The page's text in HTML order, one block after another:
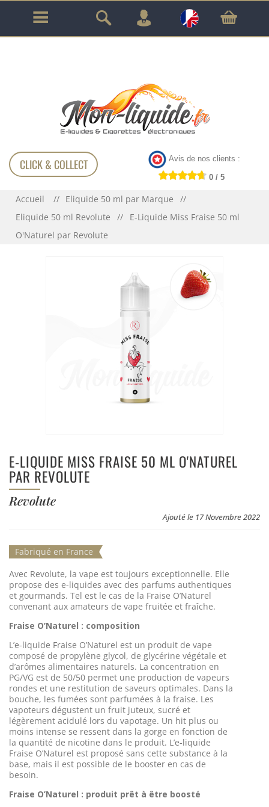
GARANTIE À VIE SUR TOUT LE MATÉRIEL
!!!
CLICK & COLLECT Avis de nos clients :
0 / 5
Accueil
Eliquide 50 ml par Marque
Eliquide 50 ml Revolute
E-Liquide Miss Fraise 50 ml
O'Naturel par Revolute
E-LIQUIDE MISS FRAISE 50 ML O'NATUREL
PAR REVOLUTE
Revolute
Ajouté le 17 Novembre 2022
Fabriqué en France
Avec Revolute, la vape est toujours exceptionnelle. Elle
propose des e-liquides avec des parfums authentiques
et gourmands. Tel est le cas de la Fraise O’Naturel
convenant aux amateurs de vape fruitée et fraîche.
Fraise O’Naturel : composition
L’e-liquide Fraise O’Naturel est un produit de vape
composé de propylène glycol, de glycérine végétale et
d’arômes alimentaires naturels. La concentration en
PG/VG est de 50/50 permet une production de vapeurs
rondes et une restitution de saveurs optimales. Dans la
bouche, les fumées sont parfumées à la fraise. Les
vapoteurs dégustent un fruit juteux, sucré et
légèrement acidulé lors du vapotage. Un hit plus ou
moins intense se ressent dans la gorge en fonction de
la quantité de nicotine dans le produit. L’e-liquide
Fraise O’Naturel est proposé sans cette substance à la
base, mais il est possible de le booster en cas de
besoin.
Fraise O’Naturel : produit prêt à être boosté